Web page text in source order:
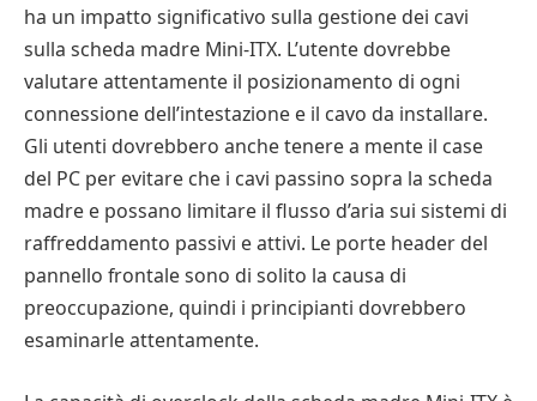
ha un impatto significativo sulla gestione dei cavi
sulla scheda madre Mini-ITX. L’utente dovrebbe
valutare attentamente il posizionamento di ogni
connessione dell’intestazione e il cavo da installare.
Gli utenti dovrebbero anche tenere a mente il case
del PC per evitare che i cavi passino sopra la scheda
madre e possano limitare il flusso d’aria sui sistemi di
raffreddamento passivi e attivi. Le porte header del
pannello frontale sono di solito la causa di
preoccupazione, quindi i principianti dovrebbero
esaminarle attentamente.